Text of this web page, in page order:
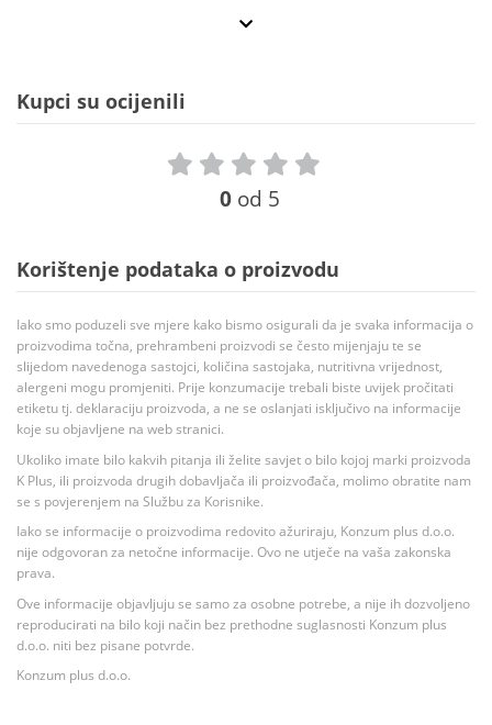
Kupci su ocijenili
0 od 5
Korištenje podataka o proizvodu
Iako smo poduzeli sve mjere kako bismo osigurali da je svaka informacija o
proizvodima točna, prehrambeni proizvodi se često mijenjaju te se
slijedom navedenoga sastojci, količina sastojaka, nutritivna vrijednost,
alergeni mogu promjeniti. Prije konzumacije trebali biste uvijek pročitati
etiketu tj. deklaraciju proizvoda, a ne se oslanjati isključivo na informacije
koje su objavljene na web stranici.
Ukoliko imate bilo kakvih pitanja ili želite savjet o bilo kojoj marki proizvoda
K Plus, ili proizvoda drugih dobavljača ili proizvođača, molimo obratite nam
se s povjerenjem na Službu za Korisnike.
Iako se informacije o proizvodima redovito ažuriraju, Konzum plus d.o.o.
nije odgovoran za netočne informacije. Ovo ne utječe na vaša zakonska
prava.
Ove informacije objavljuju se samo za osobne potrebe, a nije ih dozvoljeno
reproducirati na bilo koji način bez prethodne suglasnosti Konzum plus
d.o.o. niti bez pisane potvrde.
Konzum plus d.o.o.